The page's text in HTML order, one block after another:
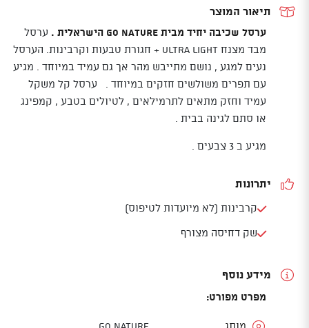
טבעת
תיאור המוצר
ערסל שכיבה יחיד מבית GO NATURE הישראלית .
ערסל
מבד מצנח Ultra light + חגורת טבעות וקרבינות. הערסל
נעים למגע , נושם מתייבש מהר אך גם עמיד במיוחד . מגיע
עם תפרים משולשים חזקים במיוחד . ערסל קל משקל
עמיד וחזק מתאים לתרמילאים , לטיולים בטבע , קמפינג
או סתם לגינה בבית .
מגיע ב 3 צבעים .
יתרונות
קרבינות (לא מיועדות לטיפוס)
שק דחיסה מצורף
מידע נוסף
מפרט מפורט:
מותג GO NATURE